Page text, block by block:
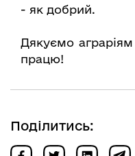
- як добрий.
Дякуємо
працю!
Поділитись: